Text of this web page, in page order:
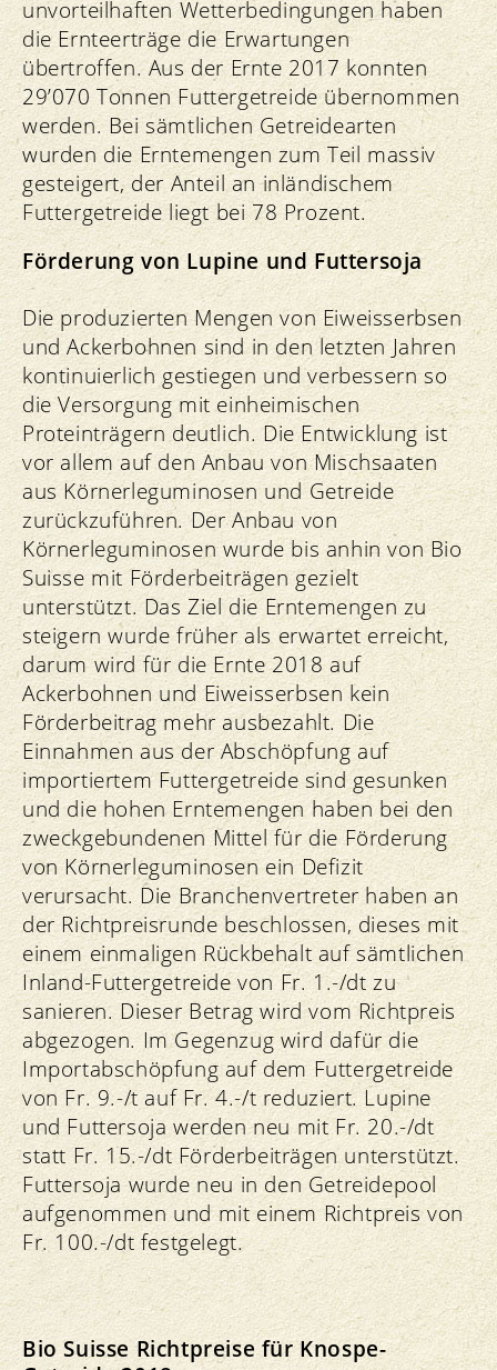
unvorteilhaften Wetterbedingungen haben
die Ernteerträge die Erwartungen
übertroffen. Aus der Ernte 2017 konnten
29’070 Tonnen Futtergetreide übernommen
werden. Bei sämtlichen Getreidearten
wurden die Erntemengen zum Teil massiv
gesteigert, der Anteil an inländischem
Futtergetreide liegt bei 78 Prozent.
Förderung von Lupine und Futtersoja
Die produzierten Mengen von Eiweisserbsen
und Ackerbohnen sind in den letzten Jahren
kontinuierlich gestiegen und verbessern so
die Versorgung mit einheimischen
Proteinträgern deutlich. Die Entwicklung ist
vor allem auf den Anbau von Mischsaaten
aus Körnerleguminosen und Getreide
zurückzuführen. Der Anbau von
Körnerleguminosen wurde bis anhin von Bio
Suisse mit Förderbeiträgen gezielt
unterstützt. Das Ziel die Erntemengen zu
steigern wurde früher als erwartet erreicht,
darum wird für die Ernte 2018 auf
Ackerbohnen und Eiweisserbsen kein
Förderbeitrag mehr ausbezahlt. Die
Einnahmen aus der Abschöpfung auf
importiertem Futtergetreide sind gesunken
und die hohen Erntemengen haben bei den
zweckgebundenen Mittel für die Förderung
von Körnerleguminosen ein Defizit
verursacht. Die Branchenvertreter haben an
der Richtpreisrunde beschlossen, dieses mit
einem einmaligen Rückbehalt auf sämtlichen
Inland-Futtergetreide von Fr. 1.-/dt zu
sanieren. Dieser Betrag wird vom Richtpreis
abgezogen. Im Gegenzug wird dafür die
Importabschöpfung auf dem Futtergetreide
von Fr. 9.-/t auf Fr. 4.-/t reduziert. Lupine
und Futtersoja werden neu mit Fr. 20.-/dt
statt Fr. 15.-/dt Förderbeiträgen unterstützt.
Futtersoja wurde neu in den Getreidepool
aufgenommen und mit einem Richtpreis von
Fr. 100.-/dt festgelegt.
Bio Suisse Richtpreise für Knospe-